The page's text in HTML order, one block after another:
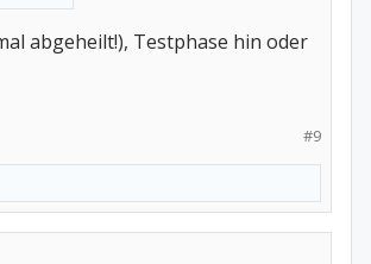
abgeheilt!), Testphase hin oder
#9